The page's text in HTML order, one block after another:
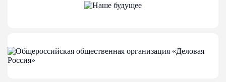
За июль 2026г выдано 18 микрозаймов на сумму 45 434